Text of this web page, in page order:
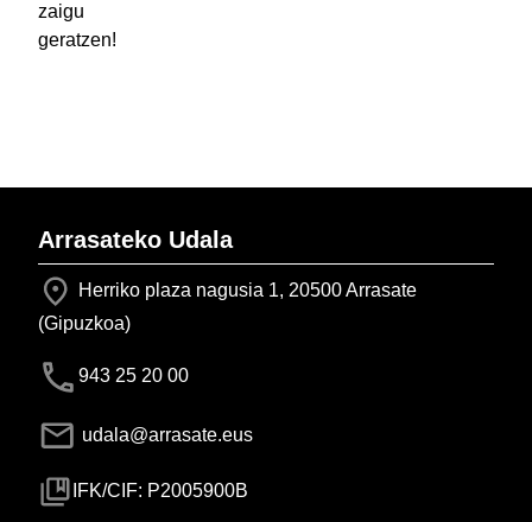
zaigu
geratzen!
Arrasateko Udala
Herriko plaza nagusia 1, 20500 Arrasate
(Gipuzkoa)
943 25 20 00
udala@arrasate.eus
IFK/CIF: P2005900B